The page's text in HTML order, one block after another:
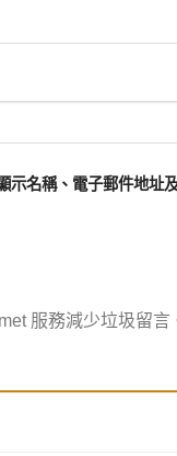
示名稱、電子郵件地址
服務減少垃圾留言